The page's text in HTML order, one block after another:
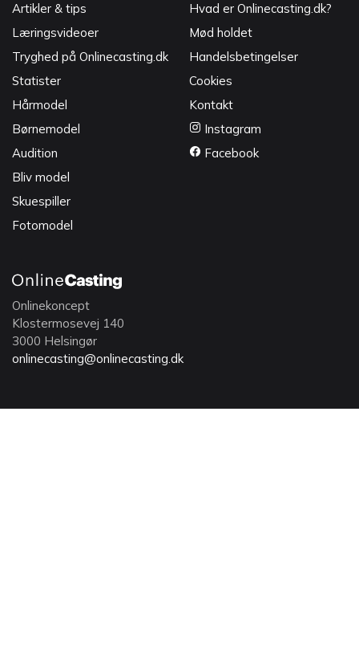
Artikler & tips
Læringsvideoer
Tryghed på Onlinecasting.dk
Statister
Hårmodel
Børnemodel
Audition
Bliv model
Skuespiller
Fotomodel
Hvad er Onlinecasting.dk?
Mød holdet
Handelsbetingelser
Cookies
Kontakt
Instagram
Facebook
Onlinekoncept
Klostermosevej 140
3000 Helsingør
onlinecasting@onlinecasting.dk